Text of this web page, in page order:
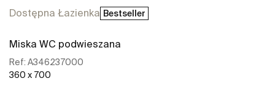
Dostępna Łazienka Bestseller
Miska WC podwieszana
Ref: A346237000
360 x 700